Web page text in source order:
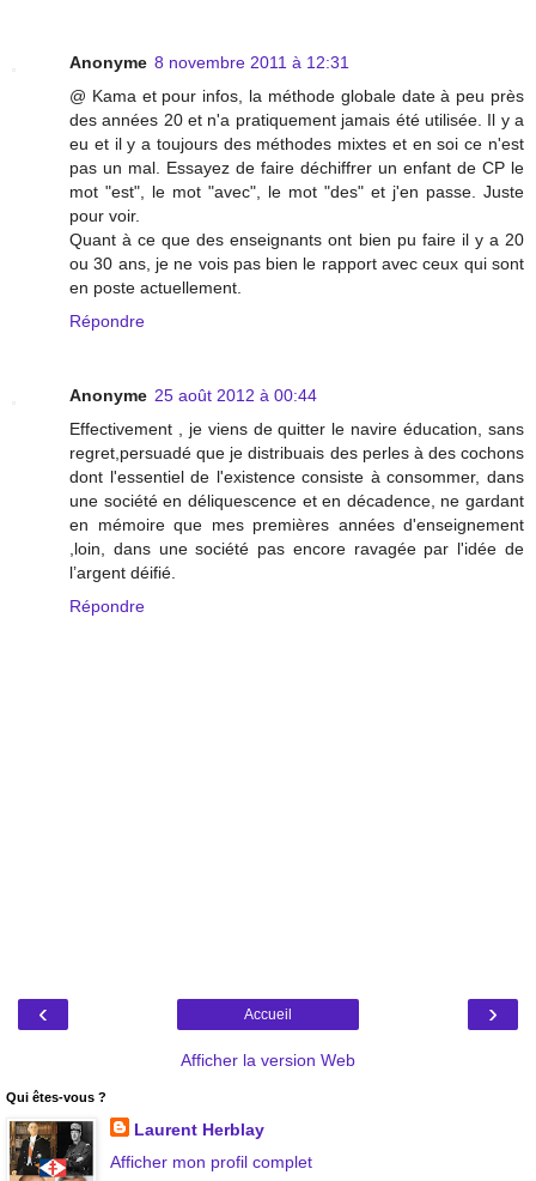
Anonyme 8 novembre 2011 à 12:31
@ Kama et pour infos, la méthode globale date à peu près
des années 20 et n'a pratiquement jamais été utilisée. Il y a
eu et il y a toujours des méthodes mixtes et en soi ce n'est
pas un mal. Essayez de faire déchiffrer un enfant de CP le
mot "est", le mot "avec", le mot "des" et j'en passe. Juste
pour voir.
Quant à ce que des enseignants ont bien pu faire il y a 20
ou 30 ans, je ne vois pas bien le rapport avec ceux qui sont
en poste actuellement.
Répondre
Anonyme 25 août 2012 à 00:44
Effectivement , je viens de quitter le navire éducation, sans
regret,persuadé que je distribuais des perles à des cochons
dont l'essentiel de l'existence consiste à consommer, dans
une société en déliquescence et en décadence, ne gardant
en mémoire que mes premières années d'enseignement
,loin, dans une société pas encore ravagée par l'idée de
l’argent déifié.
Répondre
‹ ›
Accueil
Afficher la version Web
Qui êtes-vous ?
Laurent Herblay
Afficher mon profil complet